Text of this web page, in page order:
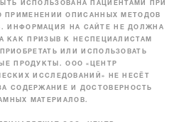
ИСПОЛЬЗОВАНА ПАЦИЕНТАМИ ПРИ
ПРИМЕНЕНИИ ОПИСАННЫХ МЕТОДОВ
ИНФОРМАЦИЯ НА САЙТЕ НЕ ДОЛЖНА
КАК ПРИЗЫВ К НЕСПЕЦИАЛИСТАМ
ИЛИ ИСПОЛЬЗОВАТЬ
ПРОДУКТЫ. ООО «ЦЕНТР
ИССЛЕДОВАНИЙ» НЕ НЕСЁТ
СОДЕРЖАНИЕ И ДОСТОВЕРНОСТЬ
МАТЕРИАЛОВ.